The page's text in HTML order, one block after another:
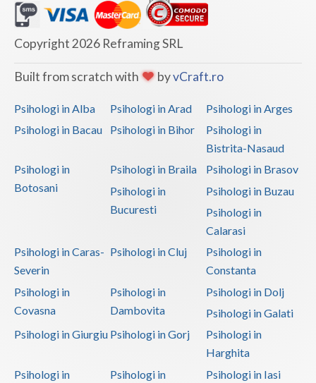
Copyright 2026 Reframing SRL
Built from scratch with byvCraft.ro
Psihologi in Alba Psihologi in Arad
Psihologi in Arges
Psihologi in Bacau
Psihologi in Bihor
Psihologi in
Bistrita-Nasaud
Psihologi in
Botosani
Psihologi in Braila
Psihologi in Brasov
Psihologi in
Bucuresti
Psihologi in Buzau
Psihologi in
Calarasi
Psihologi in Caras-
Severin
Psihologi in Cluj
Psihologi in
Constanta
Psihologi in
Covasna
Psihologi in
Dambovita
Psihologi in Dolj
Psihologi in Galati
Psihologi in Giurgiu Psihologi in Gorj
Psihologi in
Harghita
Psihologi in
Psihologi in Psihologi in Iasi